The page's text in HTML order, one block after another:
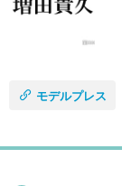
モデルプレス